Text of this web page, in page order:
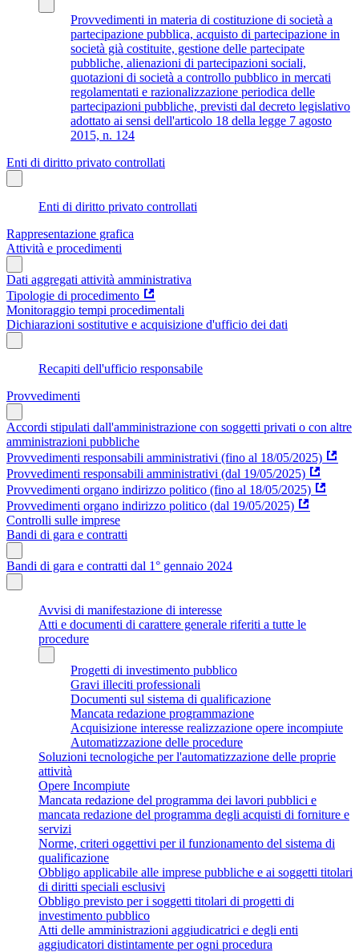
Provvedimenti in materia di costituzione di società a
partecipazione pubblica, acquisto di partecipazione in
società già costituite, gestione delle partecipate
pubbliche, alienazioni di partecipazioni sociali,
quotazioni di società a controllo pubblico in mercati
regolamentati e razionalizzazione periodica delle
partecipazioni pubbliche, previsti dal decreto legislativo
adottato ai sensi dell'articolo 18 della legge 7 agosto
2015, n. 124
Enti di diritto privato controllati
Enti di diritto privato controllati
Rappresentazione grafica
Attività e procedimenti
Dati aggregati attività amministrativa
Tipologie di procedimento
Monitoraggio tempi procedimentali
Dichiarazioni sostitutive e acquisizione d'ufficio dei dati
Recapiti dell'ufficio responsabile
Provvedimenti
Accordi stipulati dall'amministrazione con soggetti privati o con altre
amministrazioni pubbliche
Provvedimenti responsabili amministrativi (fino al 18/05/2025)
Provvedimenti responsabili amministrativi (dal 19/05/2025)
Provvedimenti organo indirizzo politico (fino al 18/05/2025)
Provvedimenti organo indirizzo politico (dal 19/05/2025)
Controlli sulle imprese
Bandi di gara e contratti
Bandi di gara e contratti dal 1° gennaio 2024
Avvisi di manifestazione di interesse
Atti e documenti di carattere generale riferiti a tutte le
procedure
Progetti di investimento pubblico
Gravi illeciti professionali
Documenti sul sistema di qualificazione
Mancata redazione programmazione
Acquisizione interesse realizzazione opere incompiute
Automatizzazione delle procedure
Soluzioni tecnologiche per l'automatizzazione delle proprie
attività
Opere Incompiute
Mancata redazione del programma dei lavori pubblici e
mancata redazione del programma degli acquisti di forniture e
servizi
Norme, criteri oggettivi per il funzionamento del sistema di
qualificazione
Obbligo applicabile alle imprese pubbliche e ai soggetti titolari
di diritti speciali esclusivi
Obbligo previsto per i soggetti titolari di progetti di
investimento pubblico
Atti delle amministrazioni aggiudicatrici e degli enti
aggiudicatori distintamente per ogni procedura